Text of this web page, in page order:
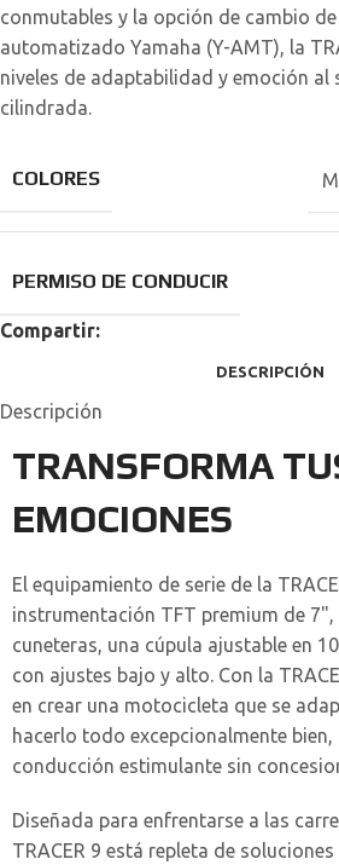
conmutables y la opción de cambio
automatizado Yamaha (Y-AMT), la
niveles de adaptabilidad y emoción al
cilindrada.
COLORES
PERMISO DE CONDUCIR
Compartir:
DESCRIPCIÓN
Descripción
TRANSFORMA
EMOCIONES
El equipamiento de serie de la
instrumentación TFT premium de 7",
cuneteras, una cúpula ajustable en
con ajustes bajo y alto. Con la
en crear una motocicleta que se
hacerlo todo excepcionalmente
conducción estimulante sin
Diseñada para enfrentarse a las
TRACER 9 está repleta de